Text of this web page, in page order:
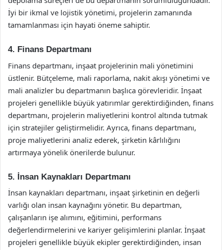
İyi bir ikmal ve lojistik yönetimi, projelerin zamanında
tamamlanması için hayati öneme sahiptir.
4. Finans Departmanı
Finans departmanı, inşaat projelerinin mali yönetimini
üstlenir. Bütçeleme, mali raporlama, nakit akışı yönetimi ve
mali analizler bu departmanın başlıca görevleridir. İnşaat
projeleri genellikle büyük yatırımlar gerektirdiğinden, finans
departmanı, projelerin maliyetlerini kontrol altında tutmak
için stratejiler geliştirmelidir. Ayrıca, finans departmanı,
proje maliyetlerini analiz ederek, şirketin kârlılığını
artırmaya yönelik önerilerde bulunur.
5. İnsan Kaynakları Departmanı
İnsan kaynakları departmanı, inşaat şirketinin en değerli
varlığı olan insan kaynağını yönetir. Bu departman,
çalışanların işe alımını, eğitimini, performans
değerlendirmelerini ve kariyer gelişimlerini planlar. İnşaat
projeleri genellikle büyük ekipler gerektirdiğinden, insan